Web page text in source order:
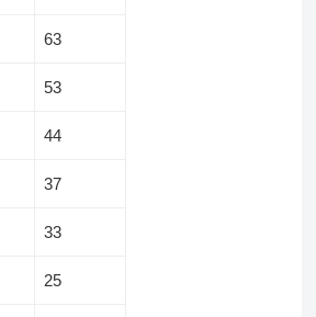
63
53
44
37
33
25